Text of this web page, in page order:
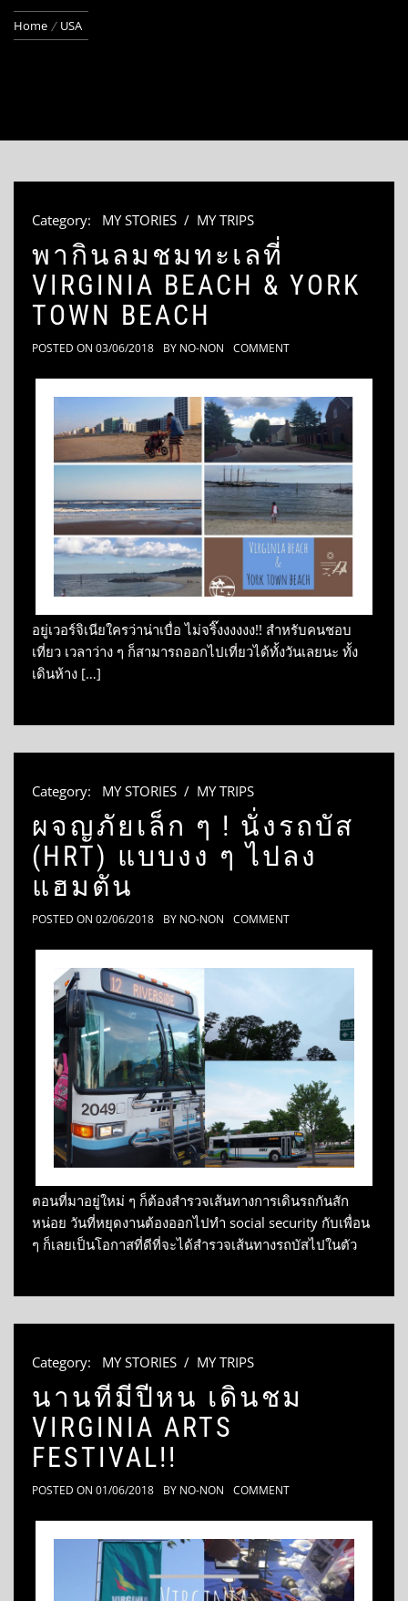
Home USA
Category: MY STORIES / MY TRIPS
พากินลมชมทะเลที่
VIRGINIA BEACH & YORK
TOWN BEACH
POSTED ON 03/06/2018 BY NO-NON COMMENT
อยู่เวอร์จิเนียใครว่าน่าเบื่อ ไม่จริ๊งงงงงง!! สำหรับคนชอบ
เที่ยว เวลาว่าง ๆ ก็สามารถออกไปเที่ยวได้ทั้งวันเลยนะ ทั้ง
เดินห้าง […]
Category: MY STORIES / MY TRIPS
ผจญภัยเล็ก ๆ ! นั่งรถบัส
(HRT) แบบงง ๆ ไปลง
แฮมตัน
POSTED ON 02/06/2018 BY NO-NON COMMENT
ตอนที่มาอยู่ใหม่ ๆ ก็ต้องสำรวจเส้นทางการเดินรถกันสัก
หน่อย วันที่หยุดงานต้องออกไปทำ social security กับเพื่อน
ๆ ก็เลยเป็นโอกาสที่ดีที่จะได้สำรวจเส้นทางรถบัสไปในตัว
Category: MY STORIES / MY TRIPS
นานทีมีปีหน เดินชม
VIRGINIA ARTS
FESTIVAL!!
POSTED ON 01/06/2018 BY NO-NON COMMENT